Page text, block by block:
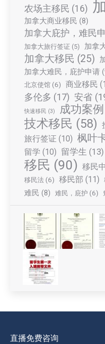
农场主移民 (16)
加拿大商业移民 (8)
加拿大庇护，难民
加拿大旅行签证 (5) 加拿
加拿大移民 (25)
加拿大难民，庇护申请
北京使馆 (6) 商业移民
多伦多 (17) 安省
快速移民 (3) 成功案例
技术移民 (58)
旅行签证 (10) 枫叶
留学 (10) 留学生 (13)
移民 (90) 移民
移民法 (6) 移民部 (11)
难民 (8) 难民，庇护 (6)
直播免费咨询